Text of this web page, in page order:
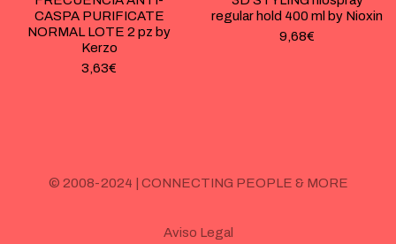
CASPA PURIFICATE
NORMAL LOTE 2 pz by
Kerzo
3,63€
regular hold 400 ml by Nioxin
9,68€
© 2008-2024 | CONNECTING PEOPLE & MORE
Aviso Legal